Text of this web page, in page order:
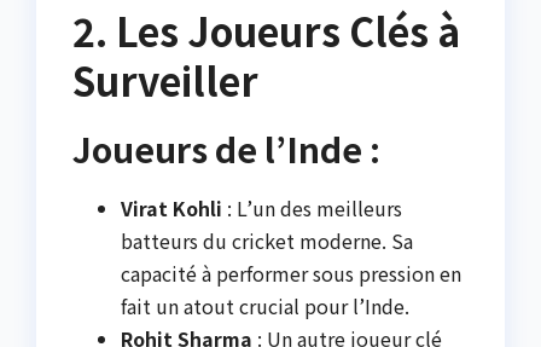
2. Les Joueurs Clés à
Surveiller
Joueurs de l’Inde :
Virat Kohli : L’un des meilleurs
batteurs du cricket moderne. Sa
capacité à performer sous pression en
fait un atout crucial pour l’Inde.
Rohit Sharma : Un autre joueur clé